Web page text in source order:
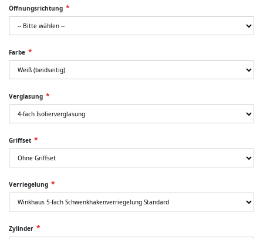
Öffnungsrichtung
Farbe
Verglasung
Griffset
Verriegelung
Zylinder